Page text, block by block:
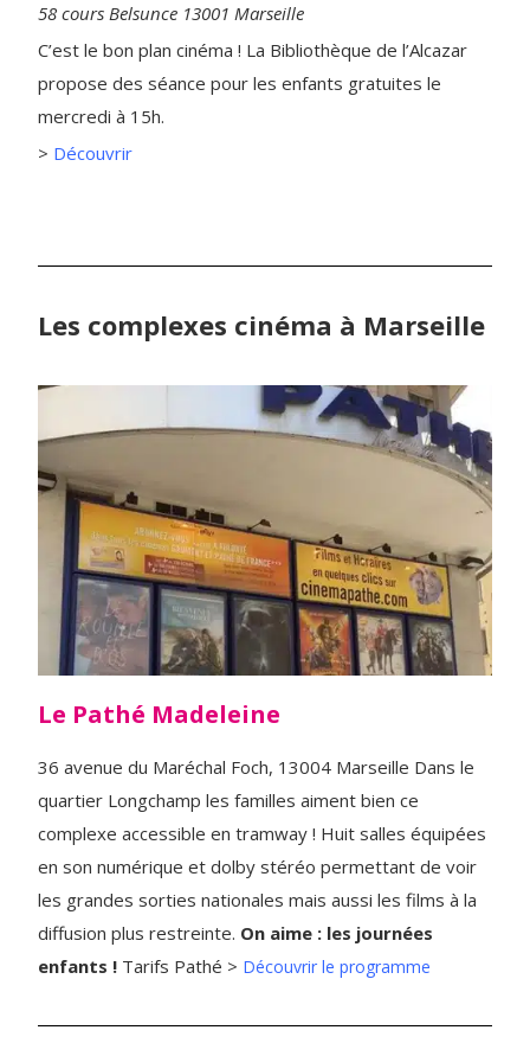
58 cours Belsunce 13001 Marseille
C’est le bon plan cinéma ! La Bibliothèque de l’Alcazar
propose des séance pour les enfants gratuites le
mercredi à 15h.
> Découvrir
Les complexes cinéma à Marseille
Le Pathé Madeleine
36 avenue du Maréchal Foch, 13004 Marseille Dans le
quartier Longchamp les familles aiment bien ce
complexe accessible en tramway ! Huit salles équipées
en son numérique et dolby stéréo permettant de voir
les grandes sorties nationales mais aussi les films à la
diffusion plus restreinte. On aime : les journées
enfants ! Tarifs Pathé > Découvrir le programme